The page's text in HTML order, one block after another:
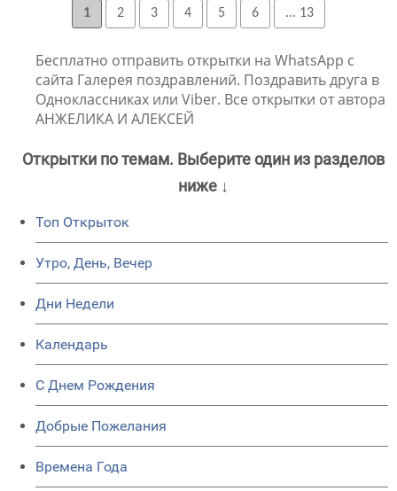
1 2 3 4 5 6 ... 13
Бесплатно отправить открытки на WhatsApp с
сайта Галерея поздравлений. Поздравить друга в
Одноклассниках или Viber. Все открытки от автора
АНЖЕЛИКА И АЛЕКСЕЙ
Открытки по темам. Выберите один из разделов
ниже ↓
Топ Открыток
Утро, День, Вечер
Дни Недели
Календарь
C Днем Рождения
Добрые Пожелания
Времена Года